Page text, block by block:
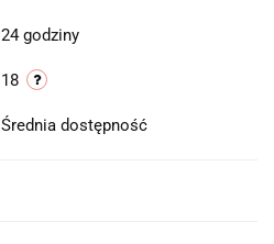
24 godziny
18
Średnia dostępność